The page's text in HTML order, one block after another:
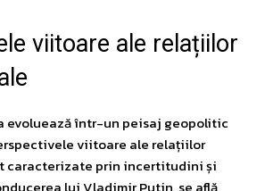
viitoare ale relațiilor
evoluează într-un peisaj geopolitic
viitoare ale relațiilor
caracterizate prin incertitudini și
lui Vladimir Putin, se află